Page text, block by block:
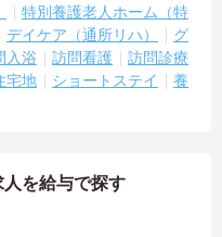
特別養護老人ホーム（特
デイケア（通所リハ）
グ
入浴 訪問看護
訪問診療
宅地 ショートステイ
養
を給与で探す